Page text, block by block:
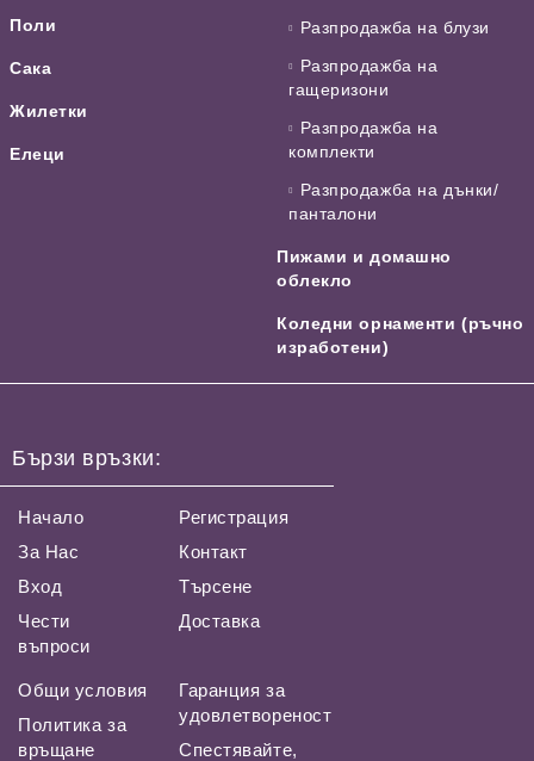
Поли
Сака
Жилетки
Елеци
Разпродажба на блузи
Разпродажба на
гащеризони
Разпродажба на
комплекти
Разпродажба на дънки/
панталони
Пижами и домашно
облекло
Коледни орнаменти (ръчно
изработени)
Бързи връзки:
Начало
За Нас
Вход
Чести
въпроси
Регистрация
Контакт
Търсене
Доставка
Общи условия
Политика за
връщане
Гаранция за
удовлетвореност
Спестявайте,